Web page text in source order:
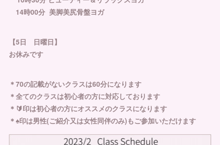
14時00分 美脚美尻骨盤ヨガ
【5日 日曜日】
お休みです
＊70の記載がないクラスは60分になります
＊全てのクラスは初心者の方に対応しております
＊🔰印は初心者の方にオススメのクラスになります
＊♠︎印は男性(ご紹介又は女性同伴のみ)もご参加いただけます